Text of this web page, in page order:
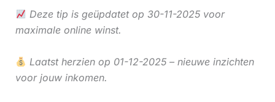
Deze tip is geüpdatet op 30-11-2025 voor
maximale online winst.
Laatst herzien op 01-12-2025 – nieuwe inzichten
voor jouw inkomen.